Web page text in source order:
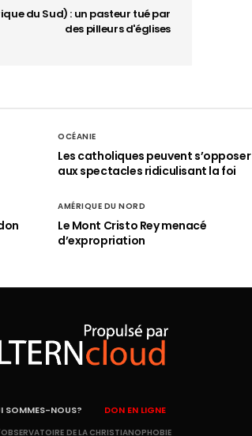
du Sud) : un pasteur tué par
des pilleurs d'églises
OCÉANIE
Les catholiques peuvent s’opposer
aux spectacles ridiculisant la foi
AMÉRIQUE DU NORD
Le Mont Cristo Rey menacé
d’expropriation
SOMMES-NOUS? DON EN LIGNE
DE LA CHRISTIANOPHOBIE